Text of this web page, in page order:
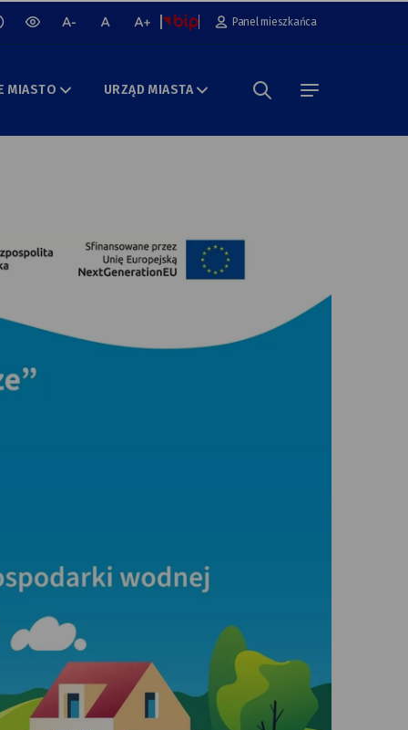
lub wyłącz animacje na stronie
wersja
kontrastowa
mniejsza
czcionka
normalna
czcionka
większa
czcionka
Panel mieszkańca
MIASTO
URZĄD MIASTA